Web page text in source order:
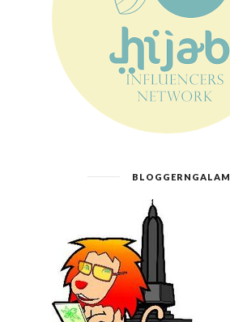
BLOGGERNGALAM